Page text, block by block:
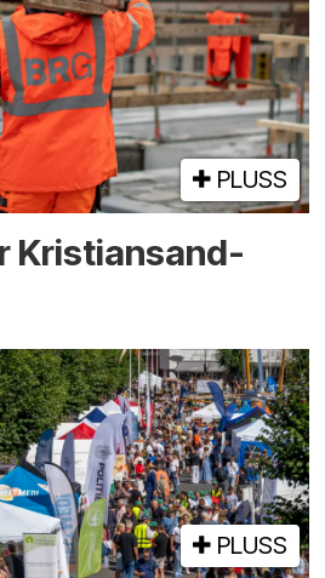
PLUSS
Kristiansand-
PLUSS